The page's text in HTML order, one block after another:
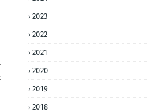
2023
2022
2021
2020
2019
2018